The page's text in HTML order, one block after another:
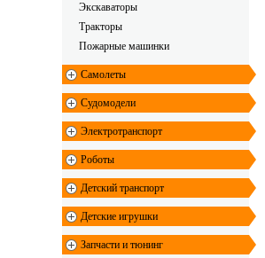
Экскаваторы
Тракторы
Пожарные машинки
Самолеты
Судомодели
Электротранспорт
Роботы
Детский транспорт
Детские игрушки
Запчасти и тюнинг